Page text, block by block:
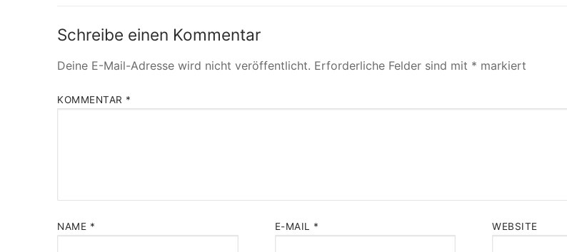
Schreibe einen Kommentar
Deine E-Mail-Adresse wird nicht veröffentlicht. Erforderliche Felder sind mit * markiert
KOMMENTAR *
NAME * E-MAIL * WEBSITE